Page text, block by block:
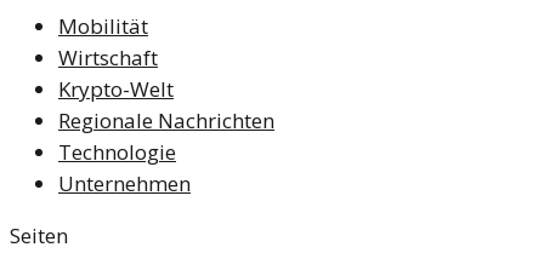
Mobilität
Wirtschaft
Krypto-Welt
Regionale Nachrichten
Technologie
Unternehmen
Seiten